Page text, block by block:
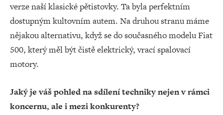
verze naší klasické pětistovky. Ta byla perfektním
dostupným kultovním autem. Na druhou stranu máme
nějakou alternativu, když se do současného modelu Fiat
500, který měl být čistě elektrický, vrací spalovací
motory.
Jaký je váš pohled na sdílení techniky nejen v rámci
koncernu, ale i mezi konkurenty?